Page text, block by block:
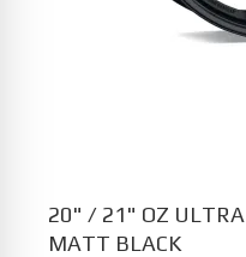
20" / 21" OZ
MATT BLACK